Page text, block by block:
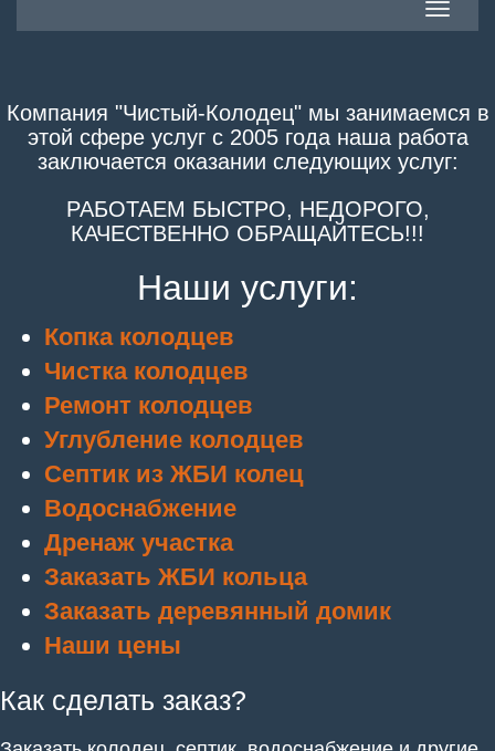
Toggle
Компания "Чистый-Колодец" мы занимаемся в
этой сфере услуг с 2005 года наша работа
заключается оказании следующих услуг:
РАБОТАЕМ БЫСТРО, НЕДОРОГО,
КАЧЕСТВЕННО ОБРАЩАЙТЕСЬ!!!
Наши услуги:
Копка колодцев
Чистка колодцев
Ремонт колодцев
Углубление колодцев
Септик из ЖБИ колец
Водоснабжение
Дренаж участка
Заказать ЖБИ кольца
Заказать деревянный домик
Наши цены
Как сделать заказ?